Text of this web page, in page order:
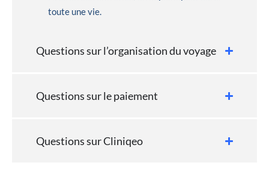
toute une vie.
Questions sur l’organisation du voyage
Questions sur le paiement
Questions sur Cliniqeo